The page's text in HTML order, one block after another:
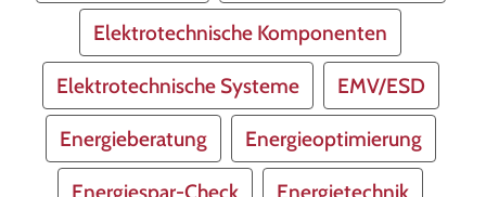
Elektrotechnische Komponenten
Elektrotechnische Systeme EMV/ESD
Energieberatung Energieoptimierung